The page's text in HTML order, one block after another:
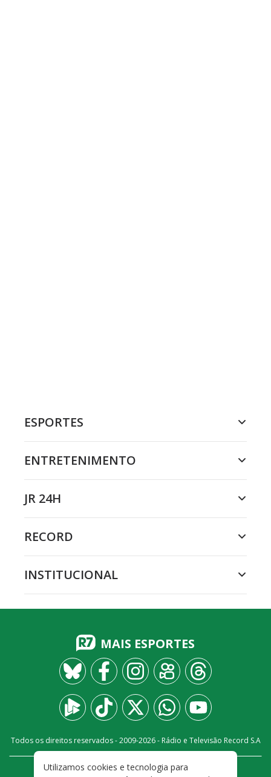
ESPORTES
ENTRETENIMENTO
JR 24H
RECORD
INSTITUCIONAL
MAIS ESPORTES
Todos os direitos reservados - 2009-2026- Rádio e Televisão Record S.A
FALE CONOSCO PRIVACIDADE
Utilizamos cookies e tecnologia para